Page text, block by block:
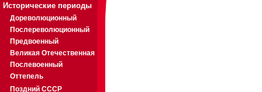
Исторические периоды
Дореволюционный
Послереволюционный
Предвоенный
Великая Отечественная
Послевоенный
Оттепель
Поздний СССР